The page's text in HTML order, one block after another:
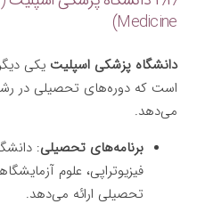
Medicine)
دانشگاه پزشکی اسپلیت یکی
است که دوره‌های تحصیلی در
می‌دهد.
برنامه‌های تحصیلی:
فیزیوتراپی، علوم
تحصیلی ارائه می‌دهد.